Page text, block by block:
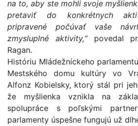
na to, aby ste mohli svoje
pretaviť do konkrétnych
pripravené počúvať vaše
zmysluplné aktivity,“povedal
Ragan.
Históriu Mládežníckeho
Mestského domu kultúry vo
Alfonz Kobielsky, ktorý stál pri
že myšlienka vznikla na
spolupráce s poľskými
parlamenty úspešne fungujú už